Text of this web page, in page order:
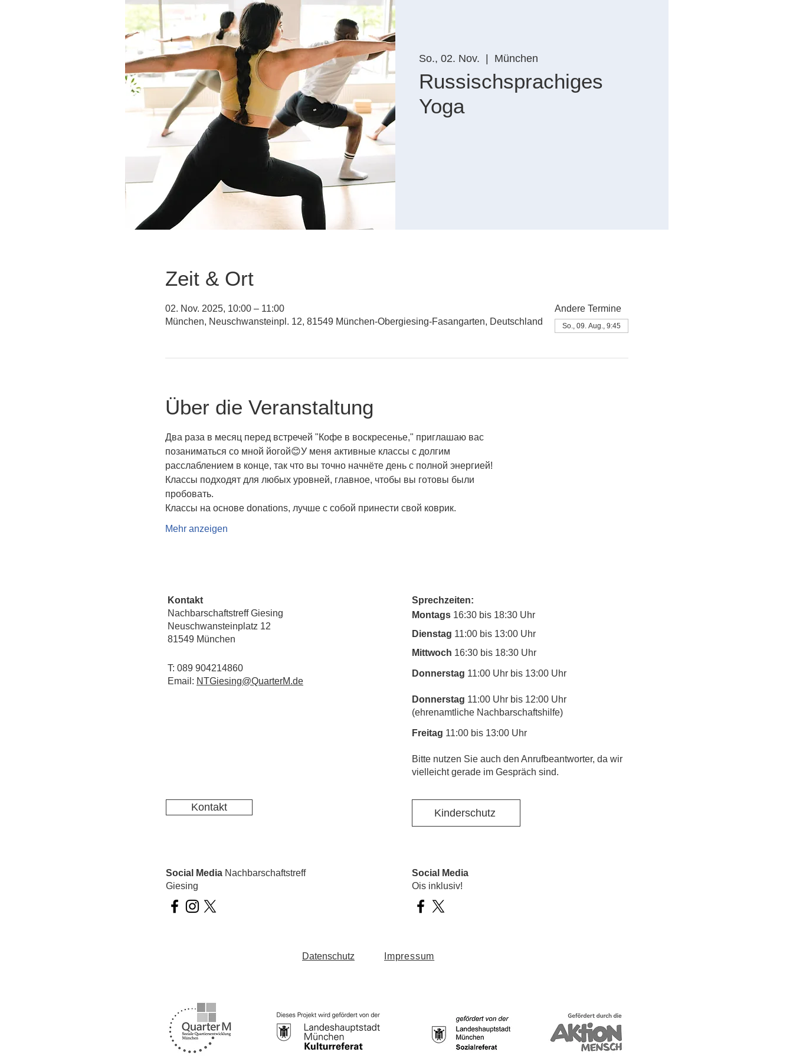
So., 02. Nov. München
Russischsprachiges
Yoga
Zeit & Ort
02. Nov. 2025, 10:00 – 11:00
München, Neuschwansteinpl. 12, 81549 München-Obergiesing-Fasangarten, Deutschland
Andere Termine
So., 09. Aug., 9:45
Über die Veranstaltung
Два раза в месяц перед встречей "Кофе в воскресенье," приглашаю вас
позаниматься со мной йогой😊У меня активные классы с долгим
расслаблением в конце, так что вы точно начнёте день с полной энергией!
Классы подходят для любых уровней, главное, чтобы вы готовы были
пробовать.
Классы на основе donations, лучше с собой принести свой коврик.
Mehr anzeigen
Kontakt
Nachbarschaftstreff Giesing
Neuschwansteinplatz 12
81549 München
T: 089 904214860
Email: NTGiesing@QuarterM.de
Kontakt
Sprechzeiten:
Montags 16:30 bis 18:30 Uhr
Dienstag 11:00 bis 13:00 Uhr
Mittwoch 16:30 bis 18:30 Uhr
Donnerstag 11:00 Uhr bis 13:00 Uhr
Donnerstag 11:00 Uhr bis 12:00 Uhr
(ehrenamtliche Nachbarschaftshilfe)
Freitag 11:00 bis 13:00 Uhr
​Bitte nutzen Sie auch den Anrufbeantworter, da wir
vielleicht gerade im Gespräch sind.
Kinderschutz
Social Media Nachbarschaftstreff
Giesing
Social Media
Ois inklusiv!
Datenschutz Impressum